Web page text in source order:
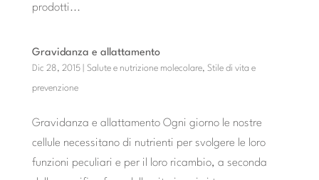
prodotti...
Gravidanza e allattamento
Dic 28, 2015| Salute e nutrizione molecolare, Stile di vita e
prevenzione
Gravidanza e allattamento Ogni giorno le nostre
cellule necessitano di nutrienti per svolgere le loro
funzioni peculiari e per il loro ricambio, a seconda